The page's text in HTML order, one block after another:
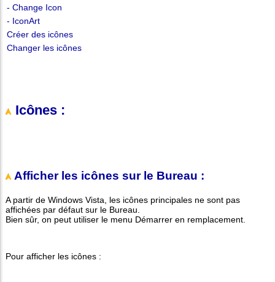
- Change Icon
- IconArt
Créer des icônes
Changer les icônes
Icônes :
Afficher les icônes sur le Bureau :
A partir de Windows Vista, les icônes principales ne sont pas
affichées par défaut sur le Bureau.
Bien sûr, on peut utiliser le menu Démarrer en remplacement.
Pour afficher les icônes :